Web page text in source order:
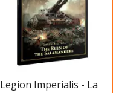
Legion Imperialis - La